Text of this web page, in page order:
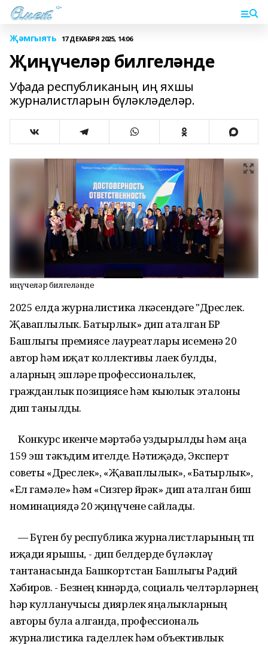
Җәмгыять 17 ДЕКАБРЯ 2025, 14:06
Җиңүчеләр билгеләнде
Уфада республиканың иң яхшы
журналистларын бүләкләделәр.
Җиңүчеләр билгеләнде
2025 елда журналистика өлкәсендәге "Дөреслек.
Җаваплылык. Батырлык» дип аталган БР
Башлыгы премиясе лауреатлары исеменә 20
автор һәм иҗат коллективы лаек булды,
аларның эшләре профессиональлек,
гражданлык позициясе һәм кыюлык эталоны
дип танылды.
Конкурс икенче мәртәбә уздырылды һәм аңа
159 эш тәкъдим ителде. Нәтиҗәдә, Эксперт
советы «Дөреслек», «Җаваплылык», «Батырлык»,
«Ел гамәле» һәм «Сизгер йөрәк» дип аталган биш
номинациядә 20 җиңүчене сайлады.
— Бүген бу республика журналистларының төп
иҗади ярышы, - дип белдерде бүләкләү
тантанасында Башкортстан Башлыгы Радий
Хәбиров. - Безнең көннәрдә, социаль челтәрләрнең
һәр кулланучысы диярлек яңалыкларның
авторы була алганда, профессиональ
журналистика гаделлек һәм объективлык